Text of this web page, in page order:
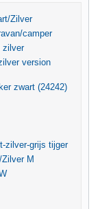
Zilver
camper
zilver
version
zwart (24242)
zilver-grijs tijger
M